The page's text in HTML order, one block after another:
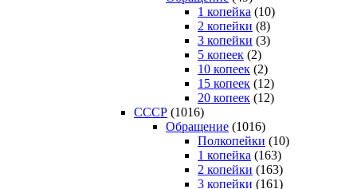
1 копейка (10)
2 копейки (8)
3 копейки (3)
5 копеек (2)
10 копеек (2)
15 копеек (12)
20 копеек (12)
СССР (1016)
Обращение (1016)
Полкопейки (10)
1 копейка (163)
2 копейки (163)
3 копейки (161)